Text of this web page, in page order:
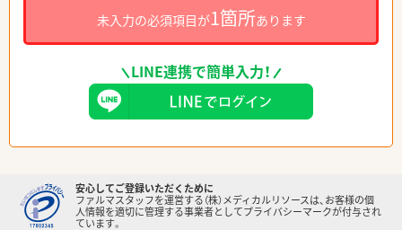
未入力の必須項目が1箇所あります
LINE連携で簡単入力！
安心してご登録いただくために
ファルマスタッフを運営する（株）メディカルリソースは、お客様の個
人情報を適切に管理する事業者としてプライバシーマークが付与され
ています。